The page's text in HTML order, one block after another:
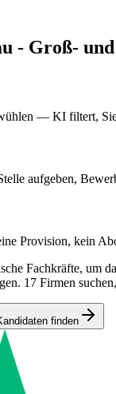
- Groß-
— KI filtert, Sie
aufgeben,
Provision, kein
Fachkräfte, um
17 Firmen
finden